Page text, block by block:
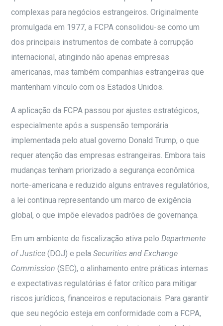
complexas para negócios estrangeiros. Originalmente
promulgada em 1977, a FCPA consolidou-se como um
dos principais instrumentos de combate à corrupção
internacional, atingindo não apenas empresas
americanas, mas também companhias estrangeiras que
mantenham vínculo com os Estados Unidos.
A aplicação da FCPA passou por ajustes estratégicos,
especialmente após a suspensão temporária
implementada pelo atual governo Donald Trump, o que
requer atenção das empresas estrangeiras. Embora tais
mudanças tenham priorizado a segurança econômica
norte-americana e reduzido alguns entraves regulatórios,
a lei continua representando um marco de exigência
global, o que impõe elevados padrões de governança.
Em um ambiente de fiscalização ativa peloDepartmente
of Justice (DOJ) e pelaSecurities and Exchange
Commission (SEC), o alinhamento entre práticas internas
e expectativas regulatórias é fator crítico para mitigar
riscos jurídicos, financeiros e reputacionais. Para garantir
que seu negócio esteja em conformidade com a FCPA,